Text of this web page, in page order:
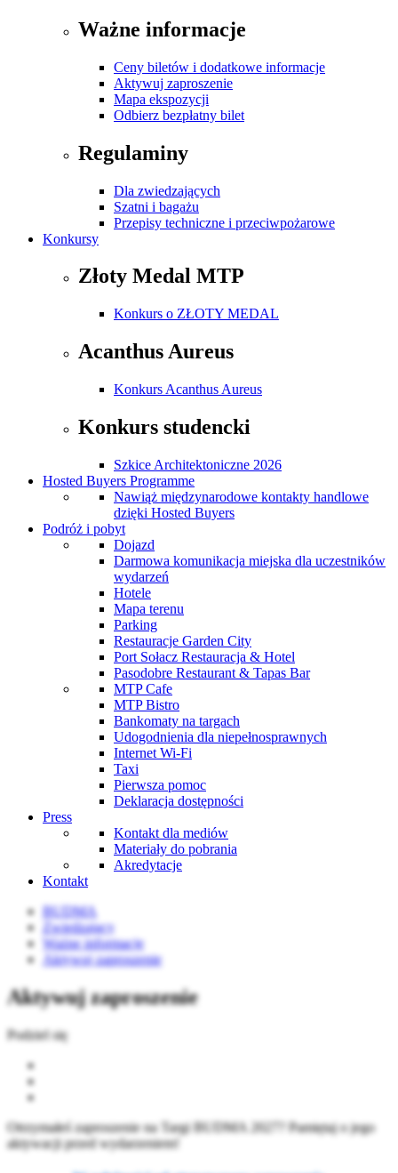
Ważne informacje
Ceny biletów i dodatkowe informacje
Aktywuj zaproszenie
Mapa ekspozycji
Odbierz bezpłatny bilet
Regulaminy
Dla zwiedzających
Szatni i bagażu
Przepisy techniczne i przeciwpożarowe
Konkursy
Złoty Medal MTP
Konkurs o ZŁOTY MEDAL
Acanthus Aureus
Konkurs Acanthus Aureus
Konkurs studencki
Szkice Architektoniczne 2026
Hosted Buyers Programme
Nawiąż międzynarodowe kontakty handlowe
dzięki Hosted Buyers
Podróż i pobyt
Dojazd
Darmowa komunikacja miejska dla uczestników
wydarzeń
Hotele
Mapa terenu
Parking
Restauracje Garden City
Port Sołacz Restauracja & Hotel
Pasodobre Restaurant & Tapas Bar
MTP Cafe
MTP Bistro
Bankomaty na targach
Udogodnienia dla niepełnosprawnych
Internet Wi-Fi
Taxi
Pierwsza pomoc
Deklaracja dostępności
Press
Kontakt dla mediów
Materiały do pobrania
Akredytacje
Kontakt
BUDMA
Zwiedzający
Ważne informacje
Aktywuj zaproszenie
Aktywuj zaproszenie
Podziel się
Otrzymałeś zaproszenie na Targi BUDMA 2027? Pamiętaj o jego
aktywacji przed wydarzeniem!